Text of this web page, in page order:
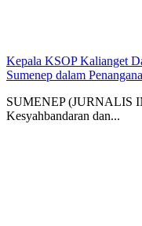
Kepala KSOP Kalianget
Sumenep dalam
SUMENEP (JURNALIS
Kesyahbandaran dan...